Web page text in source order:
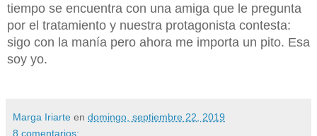
tiempo se encuentra con una amiga que le pregunta
por el tratamiento y nuestra protagonista contesta:
sigo con la manía pero ahora me importa un pito. Esa
soy yo.
Marga Iriarte en domingo, septiembre 22, 2019
8 comentarios: